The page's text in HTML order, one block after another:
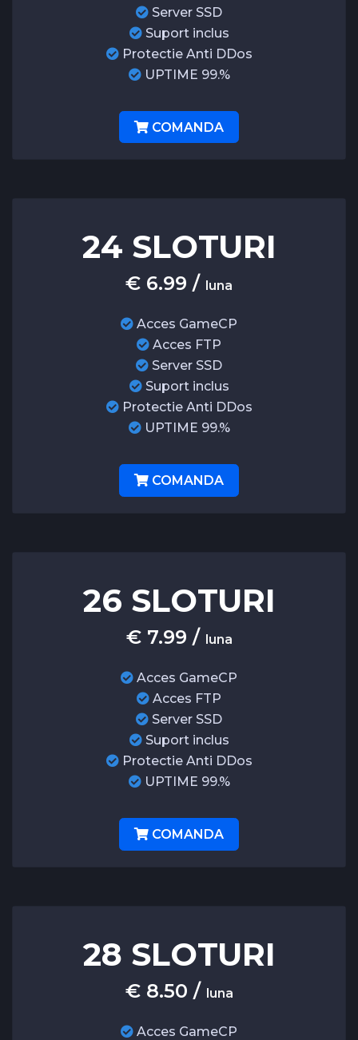
Server SSD
Suport inclus
Protectie Anti DDos
UPTIME 99.%
COMANDA
24 SLOTURI
€ 6.99 / luna
Acces GameCP
Acces FTP
Server SSD
Suport inclus
Protectie Anti DDos
UPTIME 99.%
COMANDA
26 SLOTURI
€ 7.99 / luna
Acces GameCP
Acces FTP
Server SSD
Suport inclus
Protectie Anti DDos
UPTIME 99.%
COMANDA
28 SLOTURI
€ 8.50 / luna
Acces GameCP